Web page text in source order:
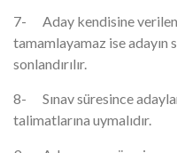
7- Aday kendisine verilen
tamamlayamaz ise adayın
sonlandırılır.
8- Sınav süresince adaylar
talimatlarına uymalıdır.